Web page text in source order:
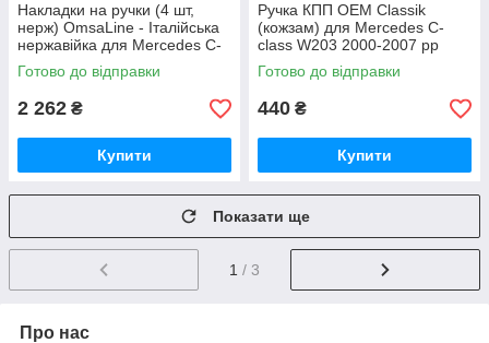
Накладки на ручки (4 шт,
нерж) OmsaLine - Італійська
нержавійка для Mercedes C-
class W203 2000-2007 рр
Готово до відправки
2 262 ₴
Купити
Ручка КПП ОЕМ Classik
(кожзам) для Mercedes C-
class W203 2000-2007 рр
Готово до відправки
440 ₴
Купити
Показати ще
1 / 3
Про нас